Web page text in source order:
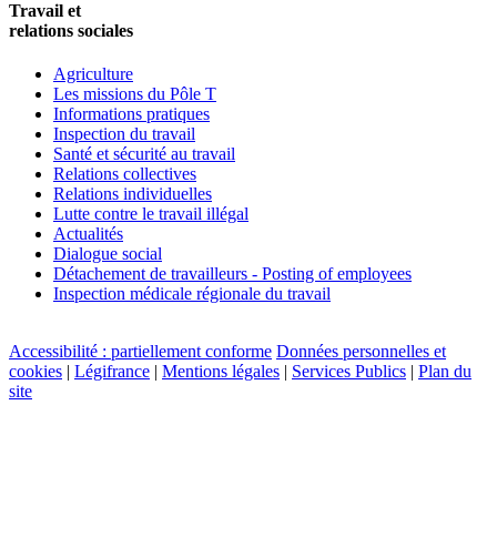
Travail et
relations sociales
Agriculture
Les missions du Pôle T
Informations pratiques
Inspection du travail
Santé et sécurité au travail
Relations collectives
Relations individuelles
Lutte contre le travail illégal
Actualités
Dialogue social
Détachement de travailleurs - Posting of employees
Inspection médicale régionale du travail
Accessibilité : partiellement conforme Données personnelles et
cookies | Légifrance | Mentions légales | Services Publics | Plan du
site